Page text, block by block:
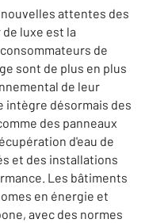
attentes des
luxe est la
de
sont de plus en plus
de leur
intègre désormais des
des panneaux
d'eau de
et des installations
Les bâtiments
en énergie et
avec des normes